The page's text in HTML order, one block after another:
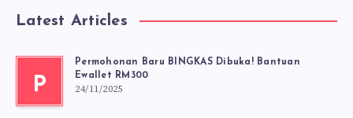
Latest Articles
P
Permohonan Baru BINGKAS Dibuka! Bantuan
Ewallet RM300
24/11/2025